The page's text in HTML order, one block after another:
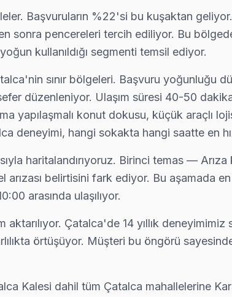
kontrolü yapıyoruz: 48 saatlik izleme, sorun çıkarsa
adresine aynı gün geliyor, teşhis ücretsiz.
yıllık deneyimle Axen anakart, panel ve güç kartı
için orijinal Türkiye distribütör parçası kullanıyoruz.
Başvuruların %22'si bu kuşaktan
sonra pencereleri tercih ediliyor. Bu
kullanıldığı segmenti temsil ediyor.
sınır bölgeleri. Başvuru yoğunluğu
düzenleniyor. Ulaşım süresi 40-50
yapılaşmalı konut dokusu, küçük araçlı
deneyimi, hangi sokakta hangi saatte en
haritalandırıyoruz. Birinci temas — Arıza
belirtisini fark ediyor. Bu aşamada
arasında ulaşılıyor.
Çatalca'de 14 yıllık
örtüşüyor. Müşteri bu öngörü
Kalesi dahil tüm Çatalca mahallelerine